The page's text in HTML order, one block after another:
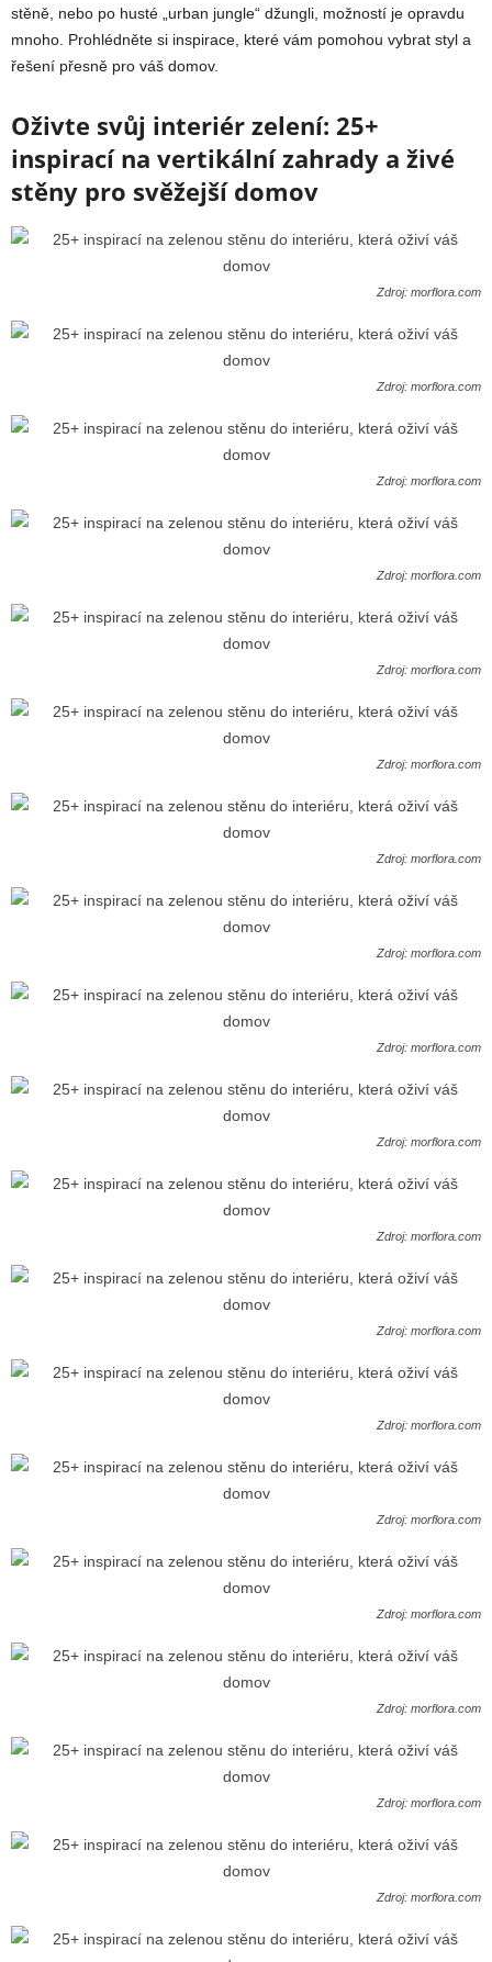
stěně, nebo po husté „urban jungle“ džungli, možností je opravdu
mnoho. Prohlédněte si inspirace, které vám pomohou vybrat styl a
řešení přesně pro váš domov.
Oživte svůj interiér zelení: 25+
inspirací na vertikální zahrady a živé
stěny pro svěžejší domov
Zdroj: morflora.com
Zdroj: morflora.com
Zdroj: morflora.com
Zdroj: morflora.com
Zdroj: morflora.com
Zdroj: morflora.com
Zdroj: morflora.com
Zdroj: morflora.com
Zdroj: morflora.com
Zdroj: morflora.com
Zdroj: morflora.com
Zdroj: morflora.com
Zdroj: morflora.com
Zdroj: morflora.com
Zdroj: morflora.com
Zdroj: morflora.com
Zdroj: morflora.com
Zdroj: morflora.com